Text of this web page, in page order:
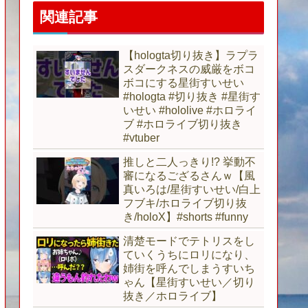
関連記事
【hologta切り抜き】ラプラ
スダークネスの威厳をボコ
ボコにする星街すいせい
#hologta #切り抜き #星街す
いせい #hololive #ホロライ
ブ #ホロライブ切り抜き
#vtuber
推しと二人っきり!? 挙動不
審になるござるさんｗ【風
真いろは/星街すいせい/白上
フブキ/ホロライブ切り抜
き/holoX】#shorts #funny
清楚モードでテトリスをし
ていくうちにロリになり、
姉街を呼んでしまうすいち
ゃん【星街すいせい／切り
抜き／ホロライブ】